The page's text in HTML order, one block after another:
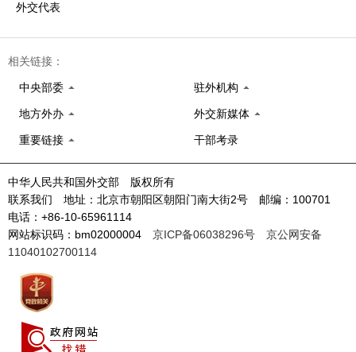
外交代表
相关链接：
中央部委 驻外机构
地方外办 外交新媒体
重要链接 干部考录
中华人民共和国外交部 版权所有
联系我们 地址：北京市朝阳区朝阳门南大街2号 邮编：100701
电话：+86-10-65961114
网站标识码：bm02000004 京ICP备06038296号
京公网安备
11040102700114